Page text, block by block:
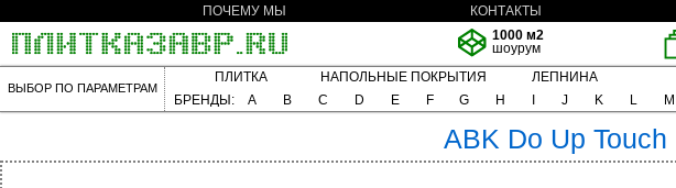
ПОЧЕМУ МЫ КОНТАКТЫ
1000 м2
шоурум
ВЫБОР ПО ПАРАМЕТРАМ
ПЛИТКА НАПОЛЬНЫЕ ПОКРЫТИЯ ЛЕПНИНА
БРЕНДЫ:
A B C D E F G H J K L M
ABK Do Up Touch